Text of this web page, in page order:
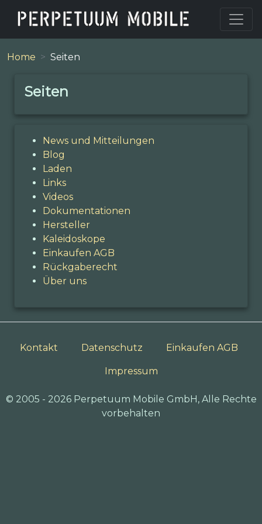
Home Seiten
Seiten
News und Mitteilungen
Blog
Laden
Links
Videos
Dokumentationen
Hersteller
Kaleidoskope
Einkaufen AGB
Rückgaberecht
Über uns
Kontakt Datenschutz Einkaufen AGB
Impressum
© 2005 - 2026 Perpetuum Mobile GmbH, Alle Rechte
vorbehalten